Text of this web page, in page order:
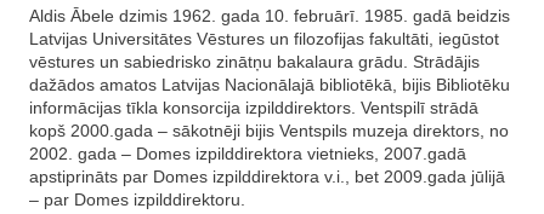
Aldis Ābele dzimis 1962. gada 10. februārī. 1985. gadā beidzis
Latvijas Universitātes Vēstures un filozofijas fakultāti, iegūstot
vēstures un sabiedrisko zinātņu bakalaura grādu. Strādājis
dažādos amatos Latvijas Nacionālajā bibliotēkā, bijis Bibliotēku
informācijas tīkla konsorcija izpilddirektors. Ventspilī strādā
kopš 2000.gada – sākotnēji bijis Ventspils muzeja direktors, no
2002. gada – Domes izpilddirektora vietnieks, 2007.gadā
apstiprināts par Domes izpilddirektora v.i., bet 2009.gada jūlijā
– par Domes izpilddirektoru.